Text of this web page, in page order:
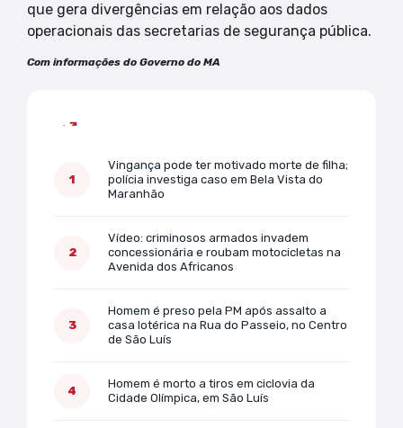
que gera divergências em relação aos dados
operacionais das secretarias de segurança pública.
Com informações do Governo do MA
Vingança pode ter motivado morte de filha;
polícia investiga caso em Bela Vista do
Maranhão
Vídeo: criminosos armados invadem
concessionária e roubam motocicletas na
Avenida dos Africanos
Homem é preso pela PM após assalto a
casa lotérica na Rua do Passeio, no Centro
de São Luís
Homem é morto a tiros em ciclovia da
Cidade Olímpica, em São Luís